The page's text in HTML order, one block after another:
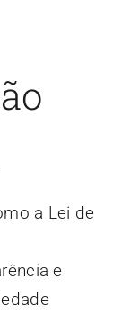
a Lei de
e